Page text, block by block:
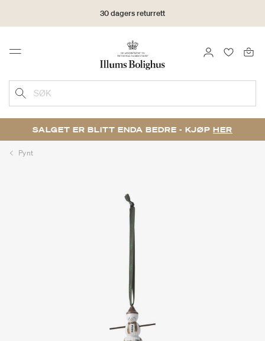
30 dagers returrett
Menu LOGG INN
SØK
SALGET ER BLITT ENDA BEDRE - KJØP HER
Pynt